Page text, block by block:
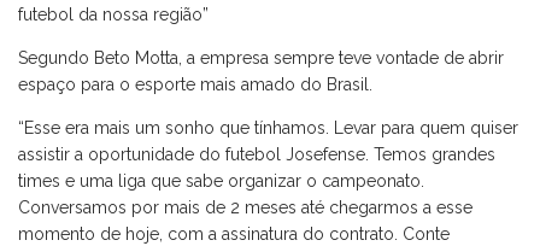
futebol da nossa região”
Segundo Beto Motta, a empresa sempre teve vontade de abrir
espaço para o esporte mais amado do Brasil.
“Esse era mais um sonho que tínhamos. Levar para quem quiser
assistir a oportunidade do futebol Josefense. Temos grandes
times e uma liga que sabe organizar o campeonato.
Conversamos por mais de 2 meses até chegarmos a esse
momento de hoje, com a assinatura do contrato. Conte